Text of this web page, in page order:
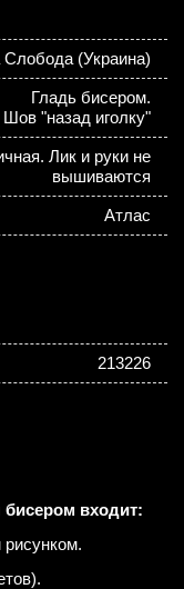
Слобода (Украина)
Гладь бисером.
Шов "назад иголку"
Лик и руки не
вышиваются
Атлас
213226
входит: